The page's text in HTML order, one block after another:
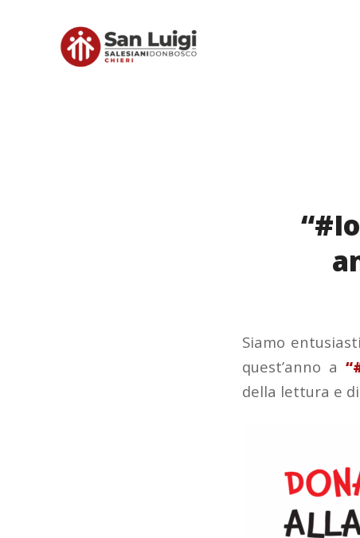
Siamo
quest’anno a
della lettura e